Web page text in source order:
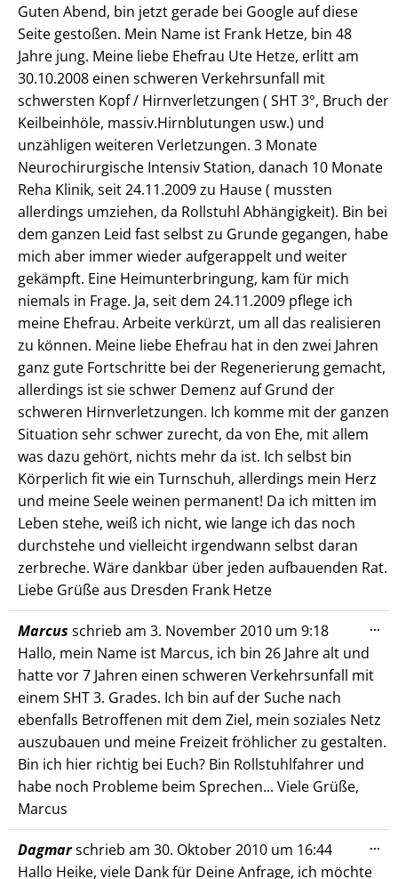
Guten Abend, bin jetzt gerade bei Google auf diese
Seite gestoßen. Mein Name ist Frank Hetze, bin 48
Jahre jung. Meine liebe Ehefrau Ute Hetze, erlitt am
30.10.2008 einen schweren Verkehrsunfall mit
schwersten Kopf / Hirnverletzungen ( SHT 3°, Bruch der
Keilbeinhöle, massiv.Hirnblutungen usw.) und
unzähligen weiteren Verletzungen. 3 Monate
Neurochirurgische Intensiv Station, danach 10 Monate
Reha Klinik, seit 24.11.2009 zu Hause ( mussten
allerdings umziehen, da Rollstuhl Abhängigkeit). Bin bei
dem ganzen Leid fast selbst zu Grunde gegangen, habe
mich aber immer wieder aufgerappelt und weiter
gekämpft. Eine Heimunterbringung, kam für mich
niemals in Frage. Ja, seit dem 24.11.2009 pflege ich
meine Ehefrau. Arbeite verkürzt, um all das realisieren
zu können. Meine liebe Ehefrau hat in den zwei Jahren
ganz gute Fortschritte bei der Regenerierung gemacht,
allerdings ist sie schwer Demenz auf Grund der
schweren Hirnverletzungen. Ich komme mit der ganzen
Situation sehr schwer zurecht, da von Ehe, mit allem
was dazu gehört, nichts mehr da ist. Ich selbst bin
Körperlich fit wie ein Turnschuh, allerdings mein Herz
und meine Seele weinen permanent! Da ich mitten im
Leben stehe, weiß ich nicht, wie lange ich das noch
durchstehe und vielleicht irgendwann selbst daran
zerbreche. Wäre dankbar über jeden aufbauenden Rat.
Liebe Grüße aus Dresden Frank Hetze
Marcus schrieb am 3. November 2010 um 9:18
Hallo, mein Name ist Marcus, ich bin 26 Jahre alt und
hatte vor 7 Jahren einen schweren Verkehrsunfall mit
einem SHT 3. Grades. Ich bin auf der Suche nach
ebenfalls Betroffenen mit dem Ziel, mein soziales Netz
auszubauen und meine Freizeit fröhlicher zu gestalten.
Bin ich hier richtig bei Euch? Bin Rollstuhlfahrer und
habe noch Probleme beim Sprechen... Viele Grüße,
Marcus
...
Dagmarschrieb am 30. Oktober 2010 um 16:44
Hallo Heike, viele Dank für Deine Anfrage, ich möchte
...